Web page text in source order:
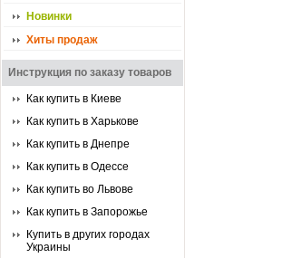
Новинки
Хиты продаж
Инструкция по заказу товаров
Как купить в Киеве
Как купить в Харькове
Как купить в Днепре
Как купить в Одессе
Как купить во Львове
Как купить в Запорожье
Купить в других городах
Украины